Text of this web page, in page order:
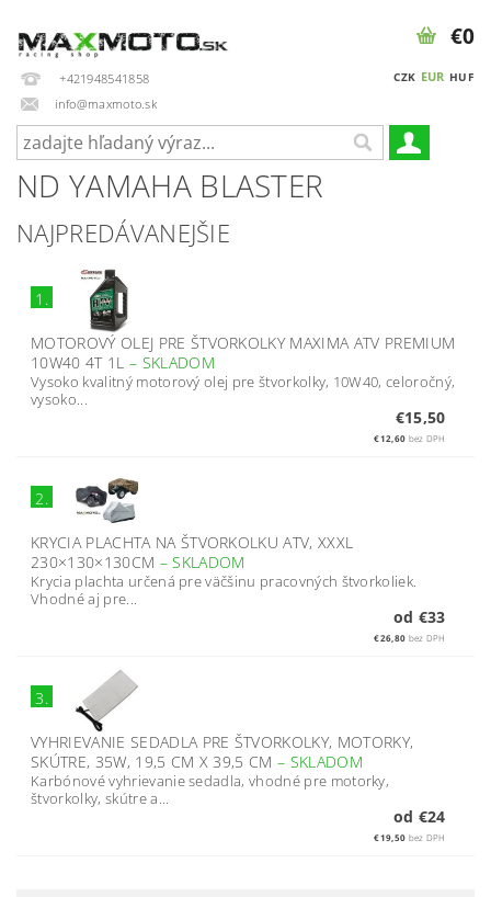
+421948541858
info@maxmoto.sk
CZK EUR HUF
€0
ND YAMAHA BLASTER
NAJPREDÁVANEJŠIE
1.
MOTOROVÝ OLEJ PRE ŠTVORKOLKY MAXIMA ATV PREMIUM
10W40 4T 1L – SKLADOM
Vysoko kvalitný motorový olej pre štvorkolky, 10W40, celoročný,
vysoko...
€15,50
€12,60 bez DPH
2.
KRYCIA PLACHTA NA ŠTVORKOLKU ATV, XXXL
230×130×130CM –SKLADOM
Krycia plachta určená pre väčšinu pracovných štvorkoliek.
Vhodné aj pre...
od €33
€26,80 bez DPH
3.
VYHRIEVANIE SEDADLA PRE ŠTVORKOLKY, MOTORKY,
SKÚTRE, 35W, 19,5 CM X 39,5 CM– SKLADOM
Karbónové vyhrievanie sedadla, vhodné pre motorky,
štvorkolky, skútre a...
od €24
€19,50 bez DPH